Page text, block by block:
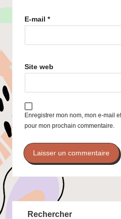
E-mail *
Site web
Enregistrer mon nom, mon e-mail
pour mon prochain commentaire.
Rechercher